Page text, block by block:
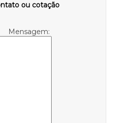
ou cotação
Mensagem: